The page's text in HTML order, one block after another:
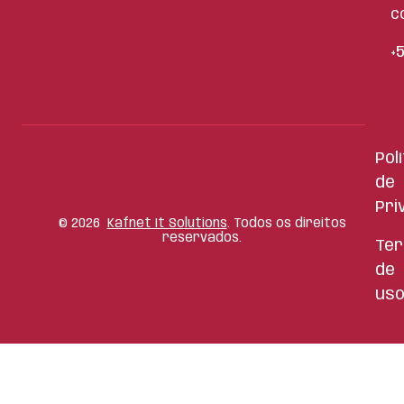
© 2026 Kafnet It Solutions. Todos os direitos
reservados.
de
de
uso